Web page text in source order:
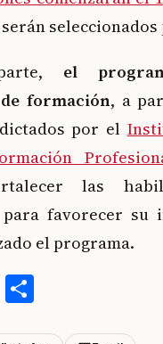
el
formación, a
por el
las
favorecer su
el programa.
Email